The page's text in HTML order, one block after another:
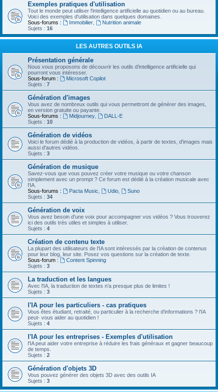
Exemples pratiques d'utilisation
Tout le monde peut utiliser l'intelligence artificielle au quotidien ou au bureau.
Voici des exemples d'utilisation dans quelques domaines.
Sous-forums :
Immobilier,
Nutrition animale
Sujets : 16
LES AUTRES OUTILS IA
Présentation générale
Nous vous proposons de découvrir les outils d'intelligence artificielle qui
pourront vous intéresser.
Sous-forum :
Microsoft Copilot
Sujets : 7
Génération d'images
Vous avez de nombreux outils qui vous permettront de générer des images,
en version gratuite ou payante.
Sous-forums :
Midjourney,
DALL-E
Sujets : 10
Génération de vidéos
Voici le forum dédié à la production de vidéos, à partir de textes, d'images mais
aussi d'autres vidéos.
Sujets : 3
Génération de musique
Savez-vous que vous pouvez créer votre musique ou votre chanson
simplement avec un prompt ? Ce forum est dédié à la création musicale avec
l'IA.
Sous-forums :
Pacta Music Udio,
Suno
Sujets : 34
Génération de voix
Vous avez besoin d'une voix pour accompagner vos vidéos ? Vous trouverez
ici des outils très utiles et simples à utiliser.
Sujets : 4
Création de contenu texte
La plupart des utilisateurs de l'IA sont intéressés par la création de contenus
pour leur blog, leur site. Posez vos questions sur la création de texte.
Sous-forum :
Content Spinning
Sujets : 3
La traduction et les langues
Avec l'IA, la traduction de textes n'a presque plus de limites !
Sujets : 3
l'IA pour les particuliers - cas pratiques
Vous êtes étudiant, retraité, ou particulier à la recherche d'informations ? l'IA
peut- vous aider au quotidien !
Sujets : 4
l'IA pour les entreprises - Exemples d'utilisation
l'IA peut aider votre entreprise à réduire les frais généraux et gagner beaucoup
de temps.
Sujets : 2
Génération d'objets 3D
Vous pouvez générer des objets 3D avec des outils IA
Sujets : 3